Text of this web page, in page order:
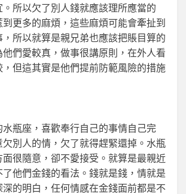
所以欠了別人錢就應該理所應當的
更多的麻煩，這些麻煩可能會牽扯到
所以就算是親兄弟也應該把賬目算的
們愛較真，做事很講原則，在外人看
，但這其實是他們提前防範風險的措施
座，喜歡奉行自己的事情自己完
欠別人的情，欠了就得趕緊還掉。水瓶
面很隨意，卻不愛接受。就算是最親近
他們金錢的看法。錢就是錢，情就是
的明白，任何情感在金錢面前都是不